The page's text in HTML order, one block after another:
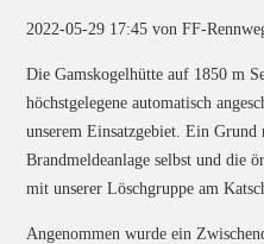
2022-05-29 17:45 von FF-
Die Gamskogelhütte auf 1850 m
höchstgelegene automatisch
unserem Einsatzgebiet. Ein
Brandmeldeanlage selbst und die
mit unserer Löschgruppe am
Angenommen wurde ein